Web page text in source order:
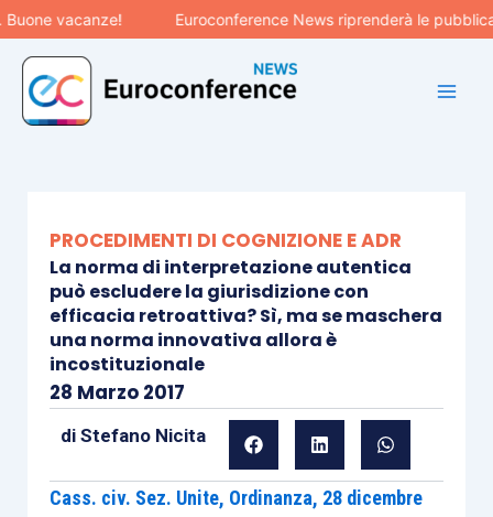
Vai
al
contenuto
Euroconference News riprenderà le pubblicazioni il
PROCEDIMENTI DI COGNIZIONE E ADR
La norma di interpretazione autentica
può escludere la giurisdizione con
efficacia retroattiva? Sì, ma se maschera
una norma innovativa allora è
incostituzionale
28 Marzo 2017
di Stefano Nicita
Cass. civ. Sez. Unite, Ordinanza, 28 dicembre